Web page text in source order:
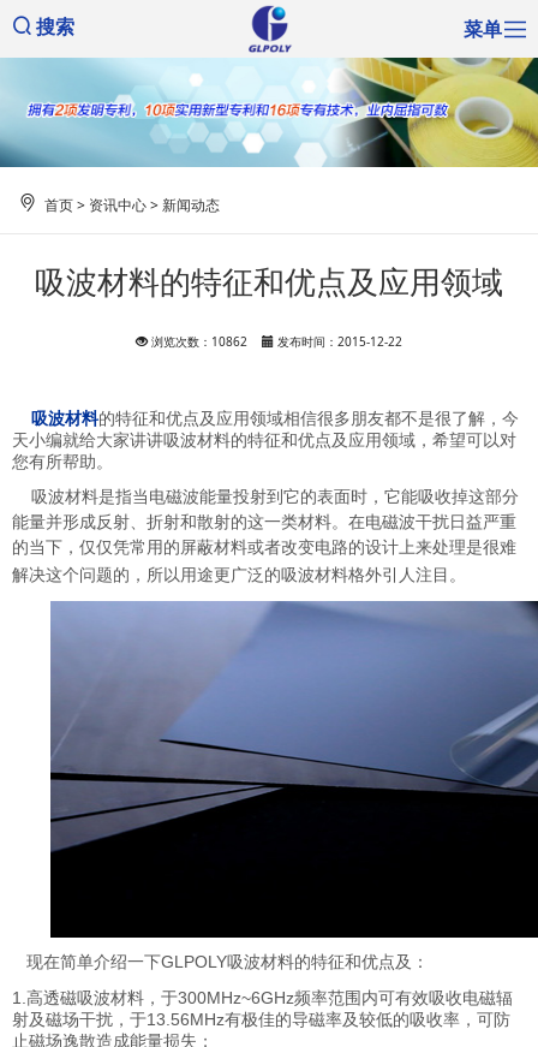
搜索 菜单
首页> 资讯中心>新闻动态
吸波材料的特征和优点及应用领域
浏览次数：10862 发布时间：2015-12-22
吸波材料的特征和优点及应用领域相信很多朋友都不是很了解，今
天小编就给大家讲讲吸波材料的特征和优点及应用领域，希望可以对
您有所帮助。
吸波材料是指当电磁波能量投射到它的表面时，它能吸收掉这部分
能量并形成反射、折射和散射的这一类材料。在电磁波干扰日益严重
的当下，仅仅凭常用的屏蔽材料或者改变电路的设计上来处理是很难
解决这个问题的，所以用途更广泛的吸波材料格外引人注目。
现在简单介绍一下GLPOLY吸波材料的特征和优点及：
1. 高透磁吸波材料，于300MHz~6GHz频率范围内可有效吸收电磁辐
射及磁场干扰，于13.56MHz有极佳的导磁率及较低的吸收率，可防
止磁场逸散造成能量损失；